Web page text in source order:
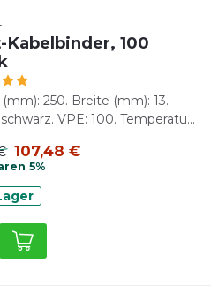
Kabelbinder, 100
250. Breite (mm): 13.
VPE: 100. Temperatu...
107,48 €
5%